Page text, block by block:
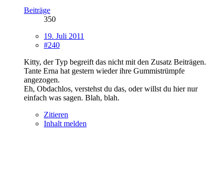
Beiträge
350
19. Juli 2011
#240
Kitty, der Typ begreift das nicht mit den Zusatz Beiträgen.
Tante Erna hat gestern wieder ihre Gummistrümpfe
angezogen.
Eh, Obdachlos, verstehst du das, oder willst du hier nur
einfach was sagen. Blah, blah.
Zitieren
Inhalt melden